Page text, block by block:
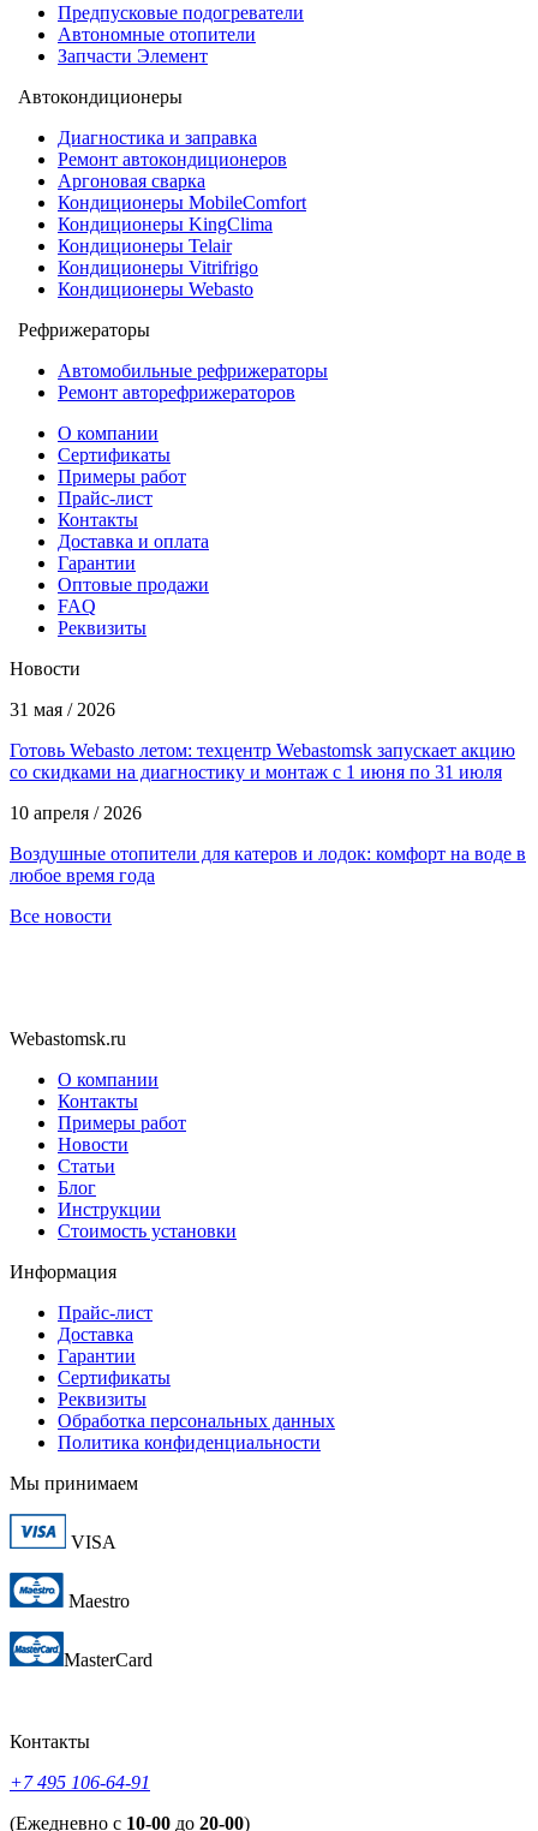
Предпусковые подогреватели
Автономные отопители
Запчасти Элемент
Автокондиционеры
Диагностика и заправка
Ремонт автокондиционеров
Аргоновая сварка
Кондиционеры MobileComfort
Кондиционеры KingClima
Кондиционеры Telair
Кондиционеры Vitrifrigo
Кондиционеры Webasto
Рефрижераторы
Автомобильные рефрижераторы
Ремонт авторефрижераторов
О компании
Сертификаты
Примеры работ
Прайс-лист
Контакты
Доставка и оплата
Гарантии
Оптовые продажи
FAQ
Реквизиты
Новости
31 мая / 2026
Готовь Webasto летом: техцентр Webastomsk запускает акцию
со скидками на диагностику и монтаж с 1 июня по 31 июля
10 апреля / 2026
Воздушные отопители для катеров и лодок: комфорт на воде в
любое время года
Все новости
Webastomsk.ru
О компании
Контакты
Примеры работ
Новости
Статьи
Блог
Инструкции
Стоимость установки
Информация
Прайс-лист
Доставка
Гарантии
Сертификаты
Реквизиты
Обработка персональных данных
Политика конфиденциальности
Мы принимаем
VISA
Maestro
MasterCard
Контакты
+7 495 106-64-91
(Ежедневно с 10-00 до 20-00)